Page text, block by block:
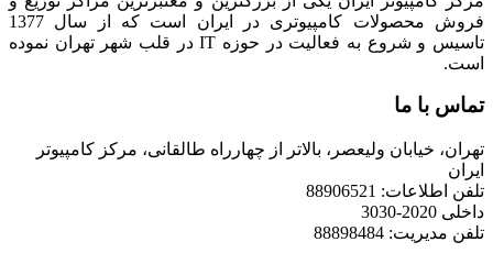
فروش محصولات کامپیوتری در ایران است که از سال 1377
تاسیس و شروع به فعالیت در حوزه IT در قلب شهر تهران نموده
است.
تماس با ما
تهران، خیابان ولیعصر، بالاتر از چهارراه طالقانی، مرکز کامپیوتر
ایران
تلفن اطلاعات: 88906521
داخلی 2020-3030
تلفن مدیریت: 88898484